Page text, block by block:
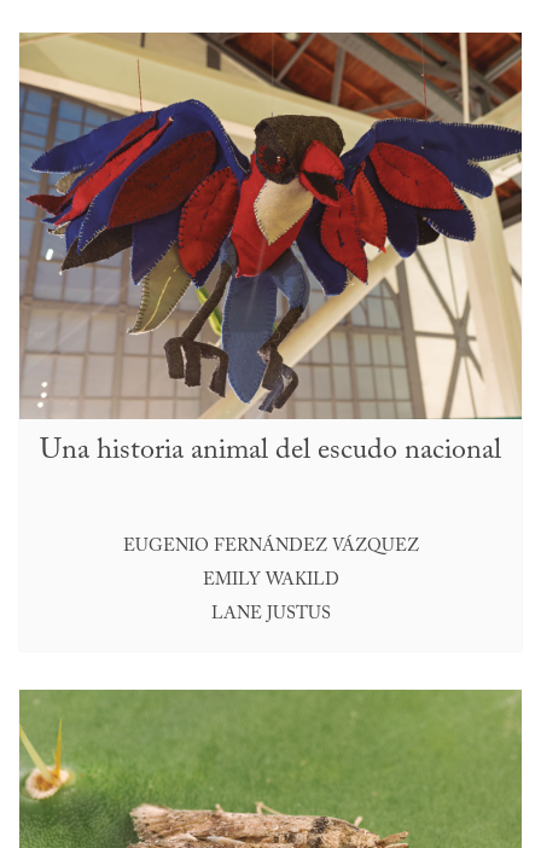
Una historia animal del escudo nacional
EUGENIO FERNÁNDEZ VÁZQUEZ
EMILY WAKILD
LANE JUSTUS